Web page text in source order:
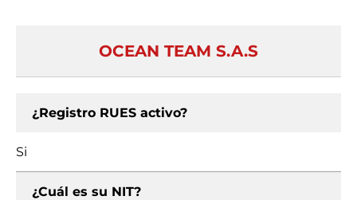
OCEAN TEAM S.A.S
¿Registro RUES activo?
Si
¿Cuál es su NIT?